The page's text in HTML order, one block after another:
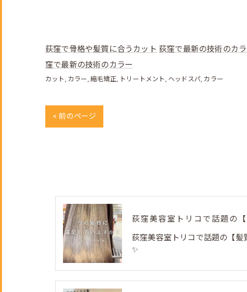
荻窪で骨格や髪質に合うカット 荻窪で最新の技術のカ
窪で最新の技術のカラー
カット カラー 縮毛矯正 トリートメント ヘッドスパ カラー
< 前のページ
荻窪美容室トリコで話題の【髪
✨